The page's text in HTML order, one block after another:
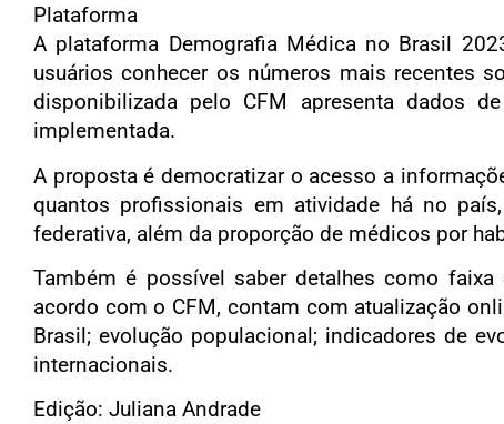
Plataforma
A plataforma Demografia Médica no Brasil
usuários conhecer os números mais recentes
disponibilizada pelo CFM apresenta dados
implementada.
A proposta é democratizar o acesso a
quantos profissionais em atividade há no
federativa, além da proporção de médicos por
Também é possível saber detalhes como
acordo com o CFM, contam com atualização
Brasil; evolução populacional; indicadores de
internacionais.
Edição: Juliana Andrade